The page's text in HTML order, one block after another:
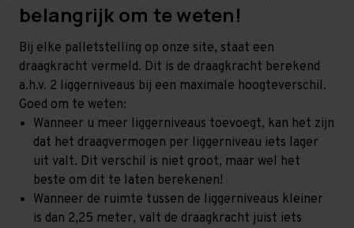
belangrijk om te weten!
Bij elke palletstelling op onze site, staat een
draagkracht vermeld. Dit is de draagkracht berekend
a.h.v. 2 liggerniveaus bij een maximale hoogteverschil.
Goed om te weten:
Wanneer u meer liggerniveaus toevoegt, kan het zijn
dat het draagvermogen per liggerniveau iets lager
uit valt. Dit verschil is niet groot, maar wel het
beste om dit te laten berekenen!
Wanneer de ruimte tussen de liggerniveaus kleiner
is dan 2,25 meter, valt de draagkracht juist iets